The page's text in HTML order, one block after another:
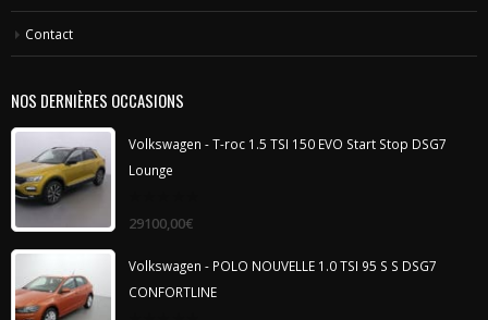
Contact
NOS DERNIÈRES OCCASIONS
Volkswagen - T-roc 1.5 TSI 150 EVO Start Stop DSG7
Lounge
out
29100,00€
Volkswagen - POLO NOUVELLE 1.0 TSI 95 S S DSG7
CONFORTLINE